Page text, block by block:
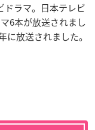
ドラマ。日本テレビ
6本が放送されまし
放送されました。